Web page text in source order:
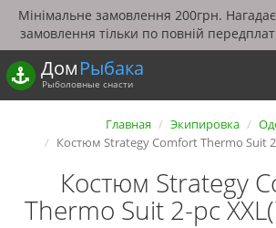
Мінімальне замовлення 200грн.
замовлення тільки по повній
ДомРыбака
Рыболовные снасти
Главная Экипировка
Костюм Strategy Comfort Thermo Suit
Костюм Strategy
Thermo Suit 2-pc